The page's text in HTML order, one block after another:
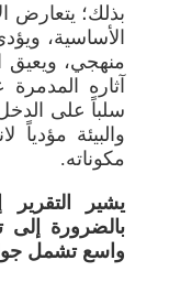
بذلك؛ يتعارض
الأساسية،
منهجي، ويعيق
آثاره
سلباً على الدخل
والبيئة مؤدياً
مكوناته.
يشير
بالضرورة إلى
واسع تشمل